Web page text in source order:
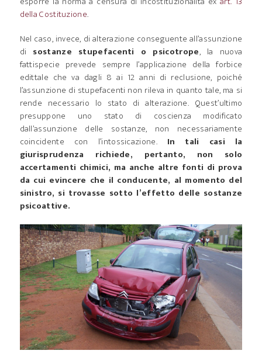
della Costituzione.
Nel caso, invece, di alterazione conseguente all’assunzione
di sostanze stupefacenti o psicotrope, la nuova
fattispecie prevede sempre l’applicazione della forbice
edittale che va dagli 8 ai 12 anni di reclusione, poiché
l’assunzione di stupefacenti non rileva in quanto tale, ma si
rende necessario lo stato di alterazione. Quest’ultimo
presuppone uno stato di coscienza modificato
dall’assunzione delle sostanze, non necessariamente
coincidente con l’intossicazione. In tali casi la
giurisprudenza richiede, pertanto, non solo
accertamenti chimici, ma anche altre fonti di prova
da cui evincere che il conducente, al momento del
sinistro, si trovasse sotto l’effetto delle sostanze
psicoattive.